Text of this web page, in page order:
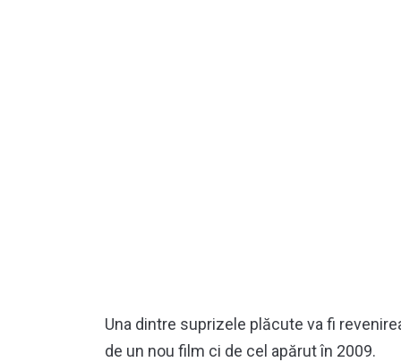
Una dintre suprizele plăcute va fi
de un nou film ci de cel apărut în 2009.